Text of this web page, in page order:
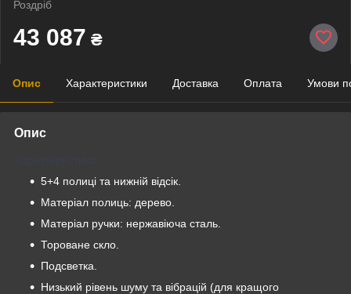
Роздріб
43 087 ₴
Опис Характеристики Доставка Оплата Умови
Опис
Характеристики:
5+4 полиці та нижній відсік.
Матеріал полиць: дерево.
Матеріал ручки: нержавіюча сталь.
Тороване скло.
Подсветка.
Низький рівень шуму та вібрацій (для кращого